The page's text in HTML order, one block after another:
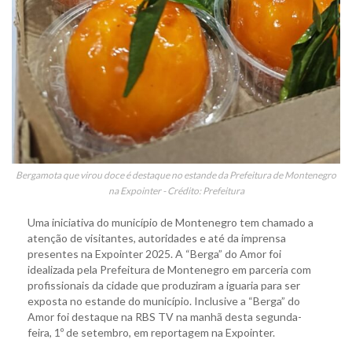
Bergamota que virou doce é destaque no estande da Prefeitura de Montenegro
na Expointer - Crédito: Prefeitura
Uma iniciativa do município de Montenegro tem chamado a
atenção de visitantes, autoridades e até da imprensa
presentes na Expointer 2025. A “Berga” do Amor foi
idealizada pela Prefeitura de Montenegro em parceria com
profissionais da cidade que produziram a iguaria para ser
exposta no estande do município. Inclusive a “Berga” do
Amor foi destaque na RBS TV na manhã desta segunda-
feira, 1º de setembro, em reportagem na Expointer.